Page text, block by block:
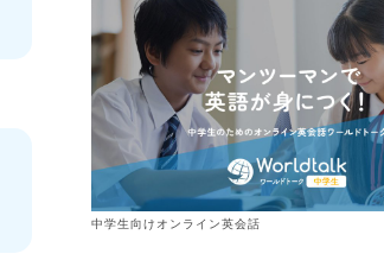
中学生向けオンライン英会話